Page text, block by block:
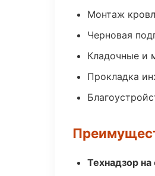
Монтаж
Черновая
Кладочные и
Прокладка
Технадзор